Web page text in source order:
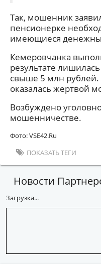
Так, мошенник
пенсионерке
имеющиеся
Кемеровчанка
результате
свыше 5 млн рублей.
оказалась жертвой
Возбуждено
мошенничестве.
Фото: VSE42.Ru
ПОКАЗАТЬ ТЕГИ
Новости
Загрузка...